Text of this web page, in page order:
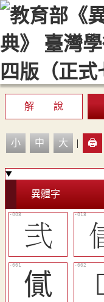
::: 最新消息 常見
顯示模式
解 說
小 中 大 | 🖨️
異體字
󵬓
㒃